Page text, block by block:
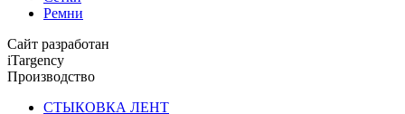
Ремни
Сайт разработан
iTargency
Производство
СТЫКОВКА ЛЕНТ